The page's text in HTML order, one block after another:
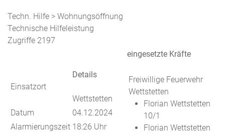
Techn. Hilfe > Wohnungsöffnung
Technische Hilfeleistung
Zugriffe 2197
Einsatzort
Details
Wettstetten
Datum
04.12.2024
Alarmierungszeit 18:26 Uhr
eingesetzte Kräfte
Freiwillige Feuerwehr
Wettstetten
Florian Wettstetten
10/1
Florian Wettstetten